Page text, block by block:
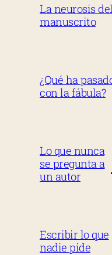
La neurosis del
manuscrito
¿Qué ha
con la fábula?
Lo que nunca
se pregunta a
un autor
Escribir lo que
nadie pide